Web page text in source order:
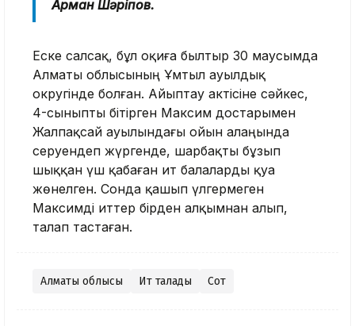
Арман Шәріпов.
Еске салсақ, бұл оқиға былтыр 30 маусымда
Алматы облысының Ұмтыл ауылдық
округінде болған. Айыптау актісіне сәйкес,
4-сыныпты бітірген Максим достарымен
Жалпақсай ауылындағы ойын алаңында
серуендеп жүргенде, шарбақты бұзып
шыққан үш қабаған ит балаларды қуа
жөнелген. Сонда қашып үлгермеген
Максимді иттер бірден алқымнан алып,
талап тастаған.
Алматы облысы Ит талады Сот